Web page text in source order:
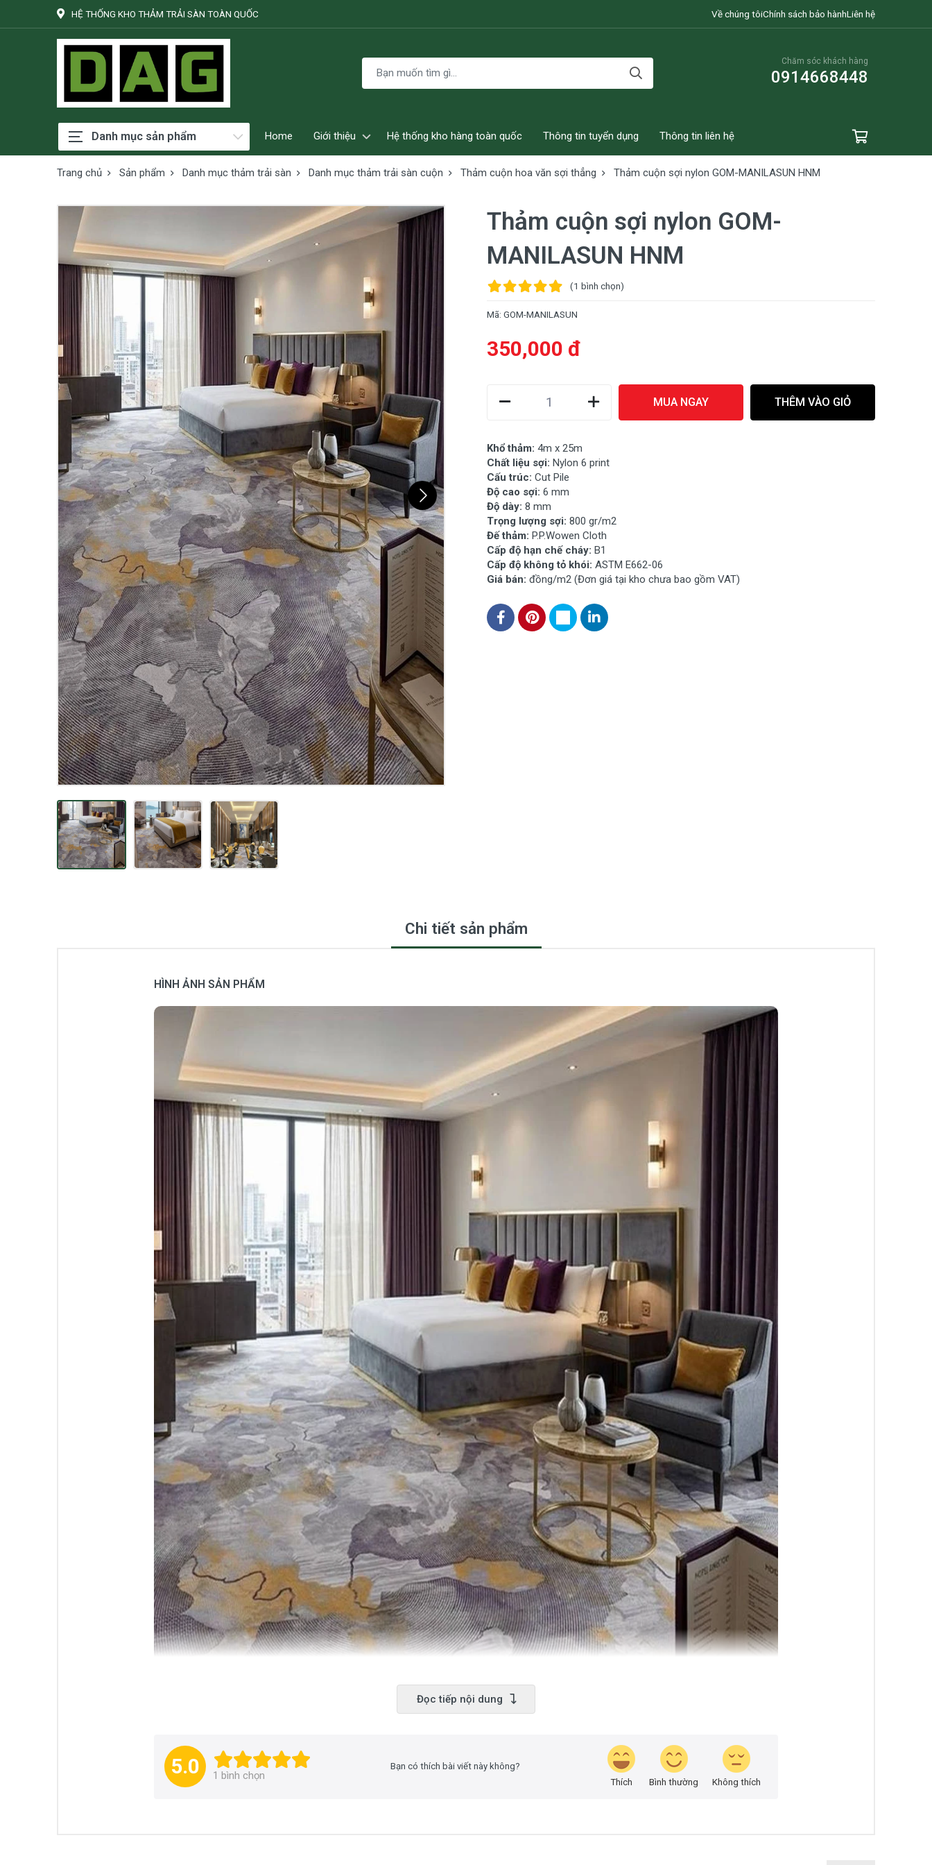
HỆ THỐNG KHO THẢM TRẢI SÀN TOÀN QUỐC Về chúng tôiChính sách bảo hànhLiên hệ
Chăm sóc khách hàng
0914668448
Danh mục sản phẩm Home Giới thiệu Hệ thống kho hàng toàn quốc Thông tin tuyển dụng Thông tin liên hệ
Trang chủ Sản phẩm Danh mục thảm trải sàn Danh mục thảm trải sàn cuộn Thảm cuộn hoa văn sợi thẳng Thảm cuộn sợi nylon GOM-MANILASUN HNM
Thảm cuộn sợi nylon GOM-
MANILASUN HNM
(1 bình chọn)
Mã: GOM-MANILASUN
350,000 đ
MUA NGAY THÊM VÀO GIỎ
Khổ thảm: 4m x 25m
Chất liệu sợi: Nylon 6 print
Cấu trúc: Cut Pile
Độ cao sợi: 6 mm
Độ dày: 8 mm
Trọng lượng sợi: 800 gr/m2
Đế thảm: P.P.Wowen Cloth
Cấp độ hạn chế cháy: B1
Cấp độ không tỏ khói: ASTM E662-06
Giá bán: đồng/m2 (Đơn giá tại kho chưa bao gồm VAT)
Chi tiết sản phẩm
HÌNH ẢNH SẢN PHẨM
Đọc tiếp nội dung
5.0 1 bình chọn
Bạn có thích bài viết này không?
Thích
Bình thường Không thích